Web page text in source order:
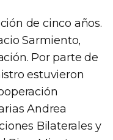
de cinco años.
Sarmiento,
Por parte de
estuvieron
Andrea
Bilaterales y